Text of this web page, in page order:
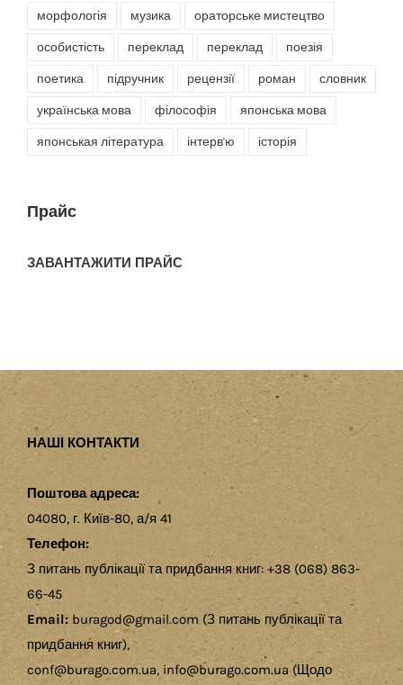
морфологія музика ораторське мистецтво
особистість переклад переклад поезія
поетика підручник рецензії роман словник
українська мова філософія японська мова
японськая література інтерв'ю історія
Прайс
ЗАВАНТАЖИТИ ПРАЙС
НАШІ КОНТАКТИ
Поштова адреса:
04080, г. Київ-80, а/я 41
Телефон:
З питань публікації та придбання книг: +38 (068) 863-
66-45
Email: buragod@gmail.com (З питань публікації та
придбання книг),
conf@burago.com.ua, info@burago.com.ua (Щодо